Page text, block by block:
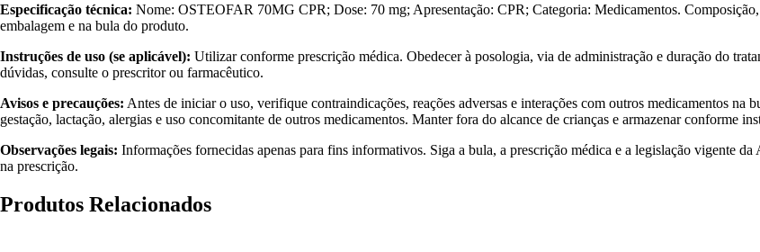
Especificação técnica: Nome: OSTEOFAR 70MG CPR; Dose: 70 mg; Apresentação: CPR; Categoria: Medicamentos.
embalagem e na bula do produto.
Instruções de uso (se aplicável): Utilizar conforme prescrição médica. Obedecer à posologia, via de administração e duração do
dúvidas, consulte o prescritor ou farmacêutico.
Avisos e precauções: Antes de iniciar o uso, verifique contraindicações, reações adversas e interações com outros medicamentos
gestação, lactação, alergias e uso concomitante de outros medicamentos. Manter fora do alcance de crianças e armazenar conforme
Observações legais: Informações fornecidas apenas para fins informativos. Siga a bula, a prescrição médica e a legislação vigente
na prescrição.
Produtos Relacionados